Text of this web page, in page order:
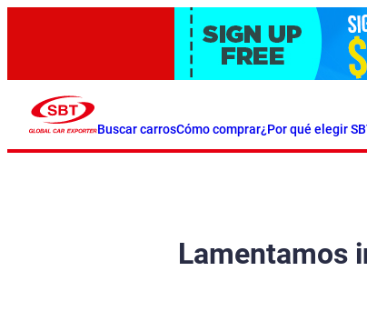
Buscar carrosCómo comprar¿Por qué elegir
Lamentamos